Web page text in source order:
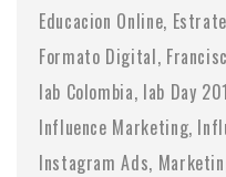
Educacion Online
Formato Digital
Iab Colombia Iab Day
Influence Marketing
Instagram Ads